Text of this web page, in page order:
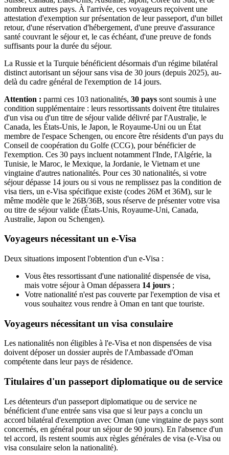
nombreux autres pays. À l'arrivée, ces voyageurs reçoivent une
attestation d'exemption sur présentation de leur passeport, d'un billet
retour, d'une réservation d'hébergement, d'une preuve d'assurance
santé couvrant le séjour et, le cas échéant, d'une preuve de fonds
suffisants pour la durée du séjour.
La Russie et la Turquie bénéficient désormais d'un régime bilatéral
distinct autorisant un séjour sans visa de 30 jours (depuis 2025), au-
delà du cadre général de l'exemption de 14 jours.
Attention : parmi ces 103 nationalités, 30 pays sont soumis à une
condition supplémentaire : leurs ressortissants doivent être titulaires
d'un visa ou d'un titre de séjour valide délivré par l'Australie, le
Canada, les États-Unis, le Japon, le Royaume-Uni ou un État
membre de l'espace Schengen, ou encore être résidents d'un pays du
Conseil de coopération du Golfe (CCG), pour bénéficier de
l'exemption. Ces 30 pays incluent notamment l'Inde, l'Algérie, la
Tunisie, le Maroc, le Mexique, la Jordanie, le Vietnam et une
vingtaine d'autres nationalités. Pour ces 30 nationalités, si votre
séjour dépasse 14 jours ou si vous ne remplissez pas la condition de
visa tiers, un e-Visa spécifique existe (codes 26M et 36M), sur le
même modèle que le 26B/36B, sous réserve de présenter votre visa
ou titre de séjour valide (États-Unis, Royaume-Uni, Canada,
Australie, Japon ou Schengen).
Voyageurs nécessitant un e-Visa
Deux situations imposent l'obtention d'un e-Visa :
Vous êtes ressortissant d'une nationalité dispensée de visa,
mais votre séjour à Oman dépassera 14 jours ;
Votre nationalité n'est pas couverte par l'exemption de visa et
vous souhaitez vous rendre à Oman en tant que touriste.
Voyageurs nécessitant un visa consulaire
Les nationalités non éligibles à l'e-Visa et non dispensées de visa
doivent déposer un dossier auprès de l'Ambassade d'Oman
compétente dans leur pays de résidence.
Titulaires d'un passeport diplomatique ou de service
Les détenteurs d'un passeport diplomatique ou de service ne
bénéficient d'une entrée sans visa que si leur pays a conclu un
accord bilatéral d'exemption avec Oman (une vingtaine de pays sont
concernés, en général pour un séjour de 90 jours). En l'absence d'un
tel accord, ils restent soumis aux règles générales de visa (e-Visa ou
visa consulaire selon la nationalité).